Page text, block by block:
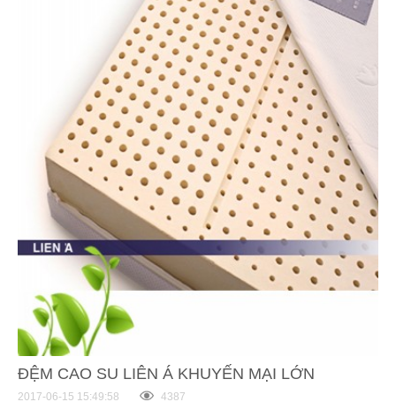
ĐỆM CAO SU LIÊN Á KHUYẾN MẠI LỚN
2017-06-15 15:49:58 4387